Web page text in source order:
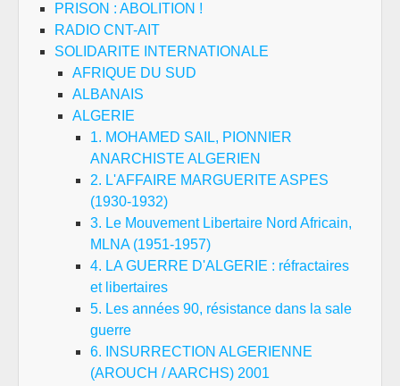
PRISON : ABOLITION !
RADIO CNT-AIT
SOLIDARITE INTERNATIONALE
AFRIQUE DU SUD
ALBANAIS
ALGERIE
1. MOHAMED SAIL, PIONNIER
ANARCHISTE ALGERIEN
2. L'AFFAIRE MARGUERITE ASPES
(1930-1932)
3. Le Mouvement Libertaire Nord Africain,
MLNA (1951-1957)
4. LA GUERRE D'ALGERIE : réfractaires
et libertaires
5. Les années 90, résistance dans la sale
guerre
6. INSURRECTION ALGERIENNE
(AROUCH / AARCHS) 2001